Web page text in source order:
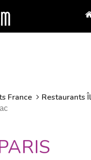
France Restaurants